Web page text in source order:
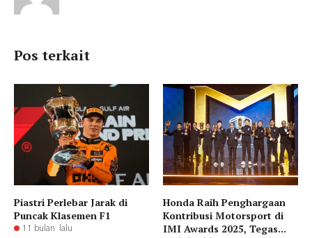
Pos terkait
Piastri Perlebar Jarak di
Puncak Klasemen F1
11 bulan lalu
Honda Raih Penghargaan
Kontribusi Motorsport di
IMI Awards 2025, Tegas...